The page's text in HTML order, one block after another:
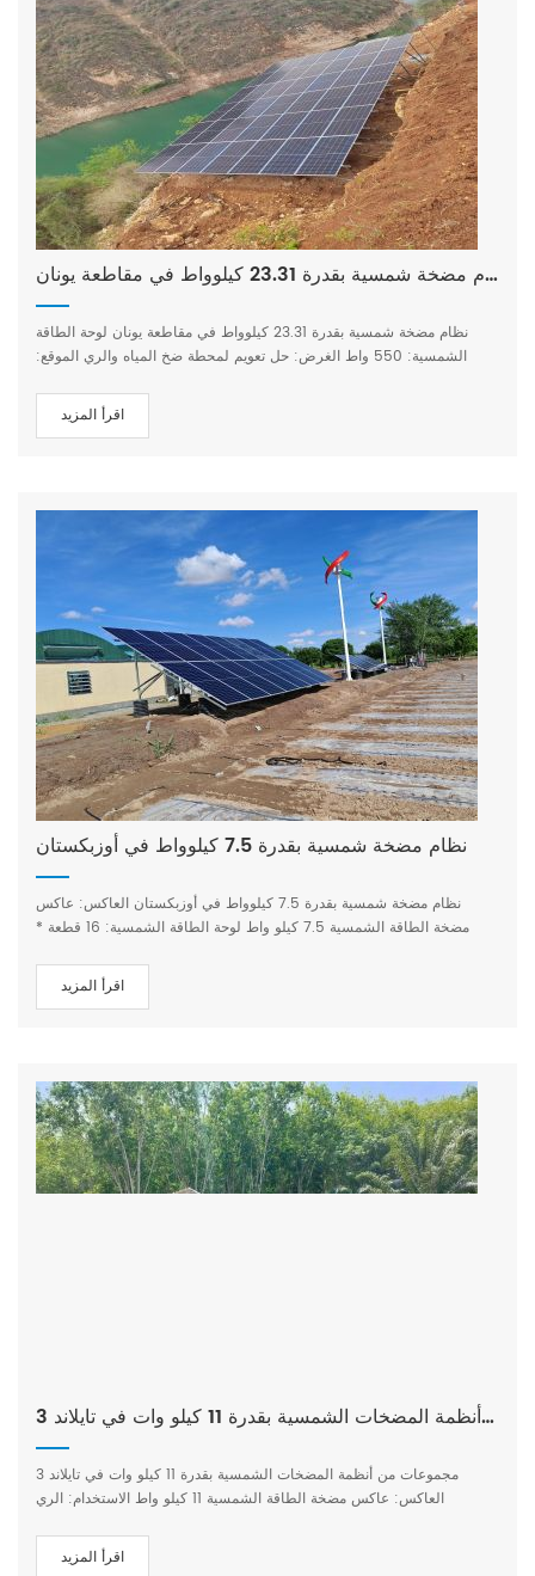
نظام مضخة شمسية بقدرة 23.31 كيلوواط في مقاطعة يونان
نظام مضخة شمسية بقدرة 23.31 كيلوواط في مقاطعة يونان لوحة الطاقة
الشمسية: 550 واط الغرض: حل تعويم لمحطة ضخ المياه والري الموقع:
اقرأ المزيد
نظام مضخة شمسية بقدرة 7.5 كيلوواط في أوزبكستان
نظام مضخة شمسية بقدرة 7.5 كيلوواط في أوزبكستان العاكس: عاكس
مضخة الطاقة الشمسية 7.5 كيلو واط لوحة الطاقة الشمسية: 16 قطعة *
هكتار، ويستخدم القطن الري بالتنقيط تحت الفيلم الموقع: أوزبكستان
اقرأ المزيد
3 مجموعات من أنظمة المضخات الشمسية بقدرة 11 كيلو وات في تايلاند
3 مجموعات من أنظمة المضخات الشمسية بقدرة 11 كيلو وات في تايلاند
العاكس: عاكس مضخة الطاقة الشمسية 11 كيلو واط الاستخدام: الري
اقرأ المزيد